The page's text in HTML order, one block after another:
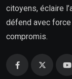
citoyens, éclaire
défend avec
compromis.